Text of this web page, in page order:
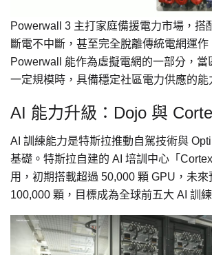
Powerwall 3 主打家庭備援電力市場，搭
斷電不中斷，甚至完全脫離傳統電網運作
Powerwall 能作為虛擬電網的一部分，當
一定規模時，具備穩定社區電力供應的能
AI 能力升級：Dojo 與
AI 訓練能力是特斯拉推動自駕技術與
基礎。特斯拉自建的 AI 培訓中心「
用，初期搭載超過 50,000 顆 GPU，未來
100,000 顆，目標成為全球前五大 AI 訓